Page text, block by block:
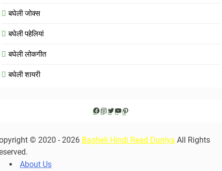
बघेली जोक्स
बघेली पहेलियां
बघेली लोकगीत
बघेली शायरी
Facebook
Instagram
Twitter
YouTube
Pinterest
© 2020 - 2026 Bagheli Hindi Read Duniya All Rights
About Us